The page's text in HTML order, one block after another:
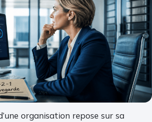
organisation repose sur sa